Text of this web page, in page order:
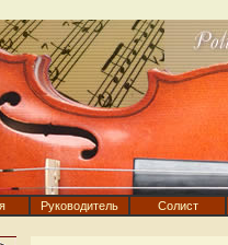
Руководитель Солист